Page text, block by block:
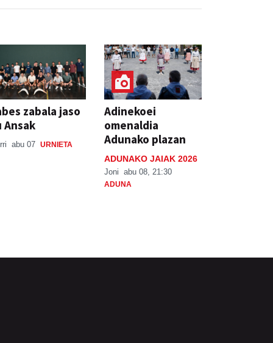
zabala jaso
Ansak
abu 07 URNIETA
Adinekoei
omenaldia
Adunako plazan
ADUNAKO JAIAK 2026
Joni abu 08, 21:30
ADUNA